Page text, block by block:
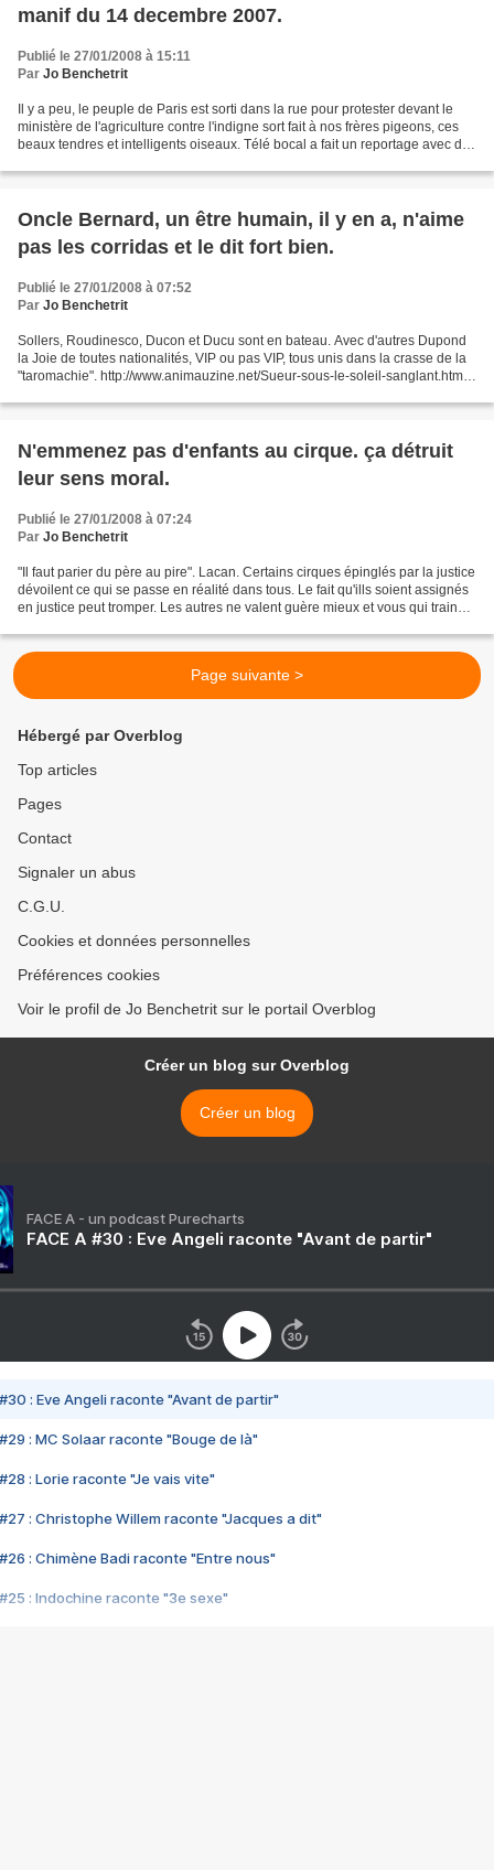
manif du 14 decembre 2007.
Publié le 27/01/2008 à 15:11
Par Jo Benchetrit
Il y a peu, le peuple de Paris est sorti dans la rue pour protester devant le
ministère de l'agriculture contre l'indigne sort fait à nos frères pigeons, ces
beaux tendres et intelligents oiseaux. Télé bocal a fait un reportage avec des
Oncle Bernard, un être humain, il y en a, n'aime
pas les corridas et le dit fort bien.
Publié le 27/01/2008 à 07:52
Par Jo Benchetrit
Sollers, Roudinesco, Ducon et Ducu sont en bateau. Avec d'autres Dupond
la Joie de toutes nationalités, VIP ou pas VIP, tous unis dans la crasse de la
"taromachie". http://www.animauzine.net/Sueur-sous-le-soleil-sanglant.html
N'emmenez pas d'enfants au cirque. ça détruit
leur sens moral.
Publié le 27/01/2008 à 07:24
Par Jo Benchetrit
"Il faut parier du père au pire". Lacan. Certains cirques épinglés par la justice
dévoilent ce qui se passe en réalité dans tous. Le fait qu'ills soient assignés
en justice peut tromper. Les autres ne valent guère mieux et vous qui trainez
Page suivante >
Hébergé par Overblog
Top articles
Pages
Contact
Signaler un abus
C.G.U.
Cookies et données personnelles
Préférences cookies
Voir le profil de Jo Benchetrit sur le portail Overblog
Créer un blog sur Overblog
Créer un blog
FACE A - un podcast Purecharts
FACE A #30 : Eve Angeli raconte "Avant de partir"
#30 : Eve Angeli raconte "Avant de partir"
#29 : MC Solaar raconte "Bouge de là"
#28 : Lorie raconte "Je vais vite"
#27 : Christophe Willem raconte "Jacques a dit"
#26 : Chimène Badi raconte "Entre nous"
#25 : Indochine raconte "3e sexe"